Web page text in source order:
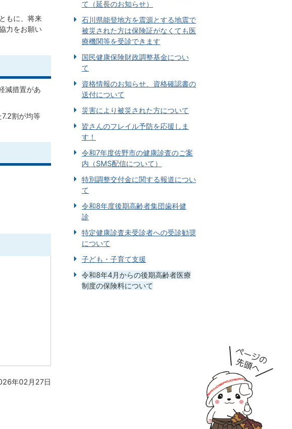
もに、将来
力をお願い
減措置があ
割が均等
年02月27日
て（延長のお知らせ）
石川県能登地方を震源とする地震で
被災された方は保険証がなくても医
療機関等を受診できます
国民健康保険財政調整基金につい
て
資格情報のお知らせ、資格確認書の
送付について
災害により被災された方について
皆さんのフレイル予防を応援しま
す！
令和7年度佐野市の健康診査のご案
内（SMS配信について）
特別調整交付金に関する報道につい
て
令和8年度後期高齢者集団歯科健
診
特定健康診査未受診者への受診勧奨
について
子ども・子育て支援
令和8年4月からの後期高齢者医療
制度の保険料について